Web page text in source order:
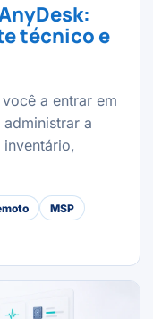
técnico e
a entrar em
administrar a
MSP